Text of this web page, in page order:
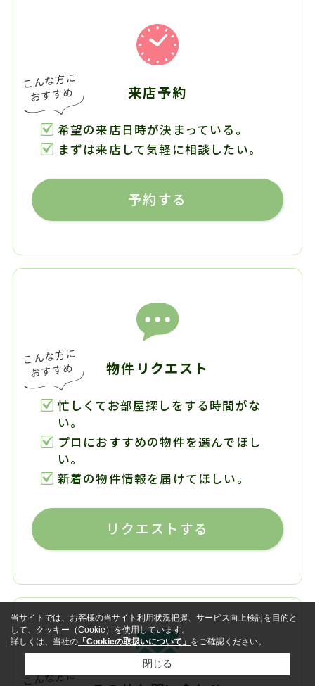
来店予約
希望の来店日時が決まっている。
まずは来店して気軽に相談したい。
予約する
物件リクエスト
忙しくてお部屋探しをする時間がな
い。
プロにおすすめの物件を選んでほし
い。
新着の物件情報を届けてほしい。
リクエストする
当サイトでは、お客様の当サイト利用状況把握、サービス向上検討を目的と
して、クッキー（Cookie）を使用しています。
詳しくは、当社の 「Cookieの取扱いについて」 をご確認ください。
閉じる